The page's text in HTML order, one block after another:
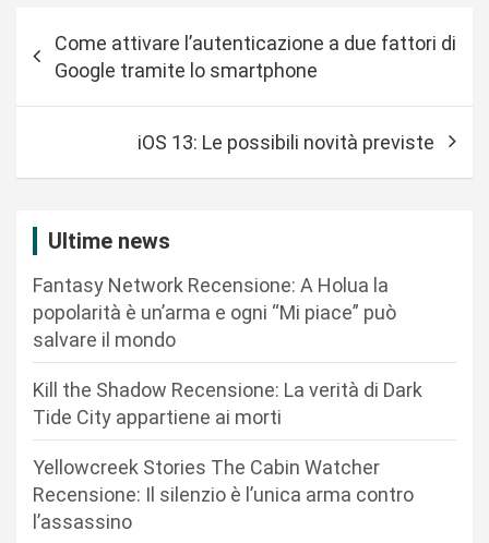
Come attivare l’autenticazione a due fattori di
Google tramite lo smartphone
iOS 13: Le possibili novità previste
Ultime news
Fantasy Network Recensione: A Holua la
popolarità è un’arma e ogni “Mi piace” può
salvare il mondo
Kill the Shadow Recensione: La verità di Dark
Tide City appartiene ai morti
Yellowcreek Stories The Cabin Watcher
Recensione: Il silenzio è l’unica arma contro
l’assassino